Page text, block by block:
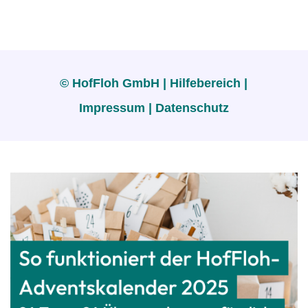
© HofFloh GmbH | Hilfebereich
Impressum
Datenschutz